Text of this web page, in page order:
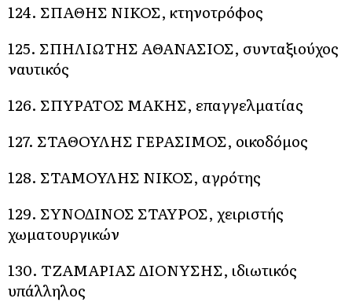
124. ΣΠΑΘΗΣ ΝΙΚΟΣ, κτηνοτρόφος
125. ΣΠΗΛΙΩΤΗΣ ΑΘΑΝΑΣΙΟΣ, συνταξιούχος
ναυτικός
126. ΣΠΥΡΑΤΟΣ ΜΑΚΗΣ, επαγγελματίας
127. ΣΤΑΘΟΥΛΗΣ ΓΕΡΑΣΙΜΟΣ, οικοδόμος
128. ΣΤΑΜΟΥΛΗΣ ΝΙΚΟΣ, αγρότης
129. ΣΥΝΟΔΙΝΟΣ ΣΤΑΥΡΟΣ, χειριστής
χωματουργικών
130. ΤΖΑΜΑΡΙΑΣ ΔΙΟΝΥΣΗΣ, ιδιωτικός
υπάλληλος